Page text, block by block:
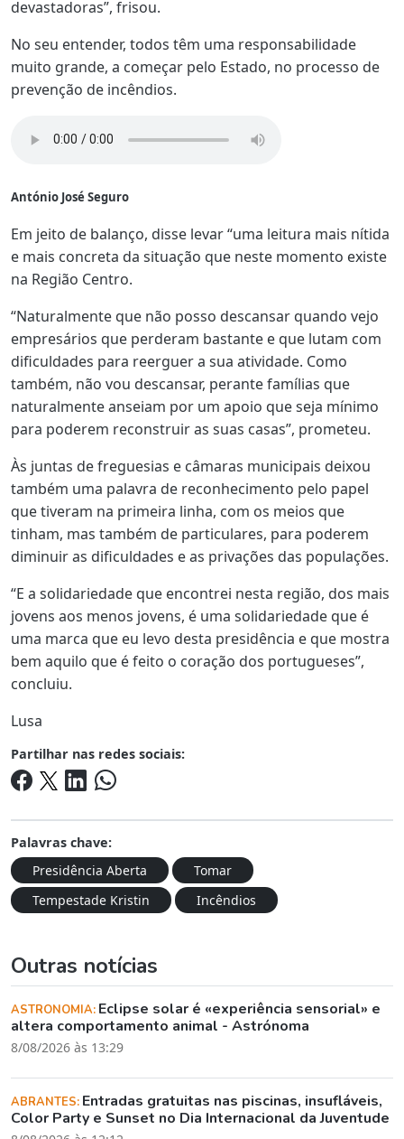
devastadoras”, frisou.
No seu entender, todos têm uma responsabilidade
muito grande, a começar pelo Estado, no processo de
prevenção de incêndios.
António José Seguro
Em jeito de balanço, disse levar “uma leitura mais nítida
e mais concreta da situação que neste momento existe
na Região Centro.
“Naturalmente que não posso descansar quando vejo
empresários que perderam bastante e que lutam com
dificuldades para reerguer a sua atividade. Como
também, não vou descansar, perante famílias que
naturalmente anseiam por um apoio que seja mínimo
para poderem reconstruir as suas casas”, prometeu.
Às juntas de freguesias e câmaras municipais deixou
também uma palavra de reconhecimento pelo papel
que tiveram na primeira linha, com os meios que
tinham, mas também de particulares, para poderem
diminuir as dificuldades e as privações das populações.
“E a solidariedade que encontrei nesta região, dos mais
jovens aos menos jovens, é uma solidariedade que é
uma marca que eu levo desta presidência e que mostra
bem aquilo que é feito o coração dos portugueses”,
concluiu.
Lusa
Partilhar nas redes sociais:
Palavras chave:
Presidência Aberta
Tomar
Tempestade Kristin
Incêndios
Outras notícias
ASTRONOMIA: Eclipse solar é «experiência sensorial» e
altera comportamento animal - Astrónoma
8/08/2026 às 13:29
ABRANTES: Entradas gratuitas nas piscinas, insufláveis,
Color Party e Sunset no Dia Internacional da Juventude